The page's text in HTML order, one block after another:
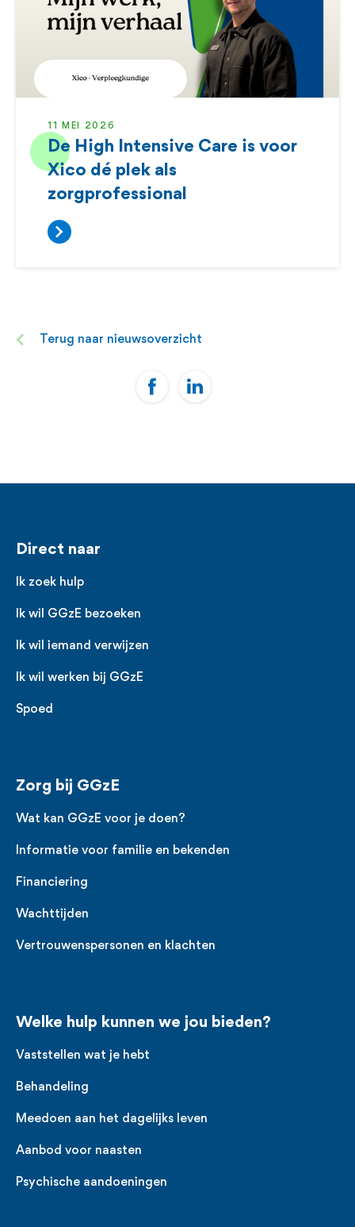
11 MEI 2026
De High Intensive Care is voor
Xico dé plek als
zorgprofessional
Terug naar nieuwsoverzicht
Voet
Direct naar
Ik zoek hulp
Ik wil GGzE bezoeken
Ik wil iemand verwijzen
Ik wil werken bij GGzE
Spoed
Zorg bij GGzE
Wat kan GGzE voor je doen?
Informatie voor familie en bekenden
Financiering
Wachttijden
Vertrouwenspersonen en klachten
Welke hulp kunnen we jou bieden?
Vaststellen wat je hebt
Behandeling
Meedoen aan het dagelijks leven
Aanbod voor naasten
Psychische aandoeningen